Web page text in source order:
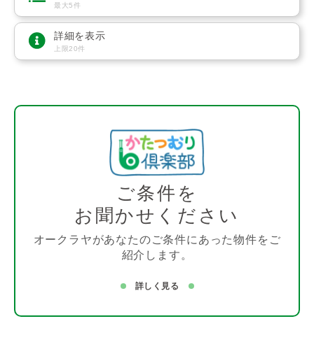
最大5件
詳細を表示
上限20件
ご条件を
お聞かせください
オークラヤがあなたのご条件にあった物件をご
紹介します。
詳しく見る